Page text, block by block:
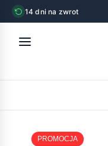
14 dni na zwrot
PROMOCJA